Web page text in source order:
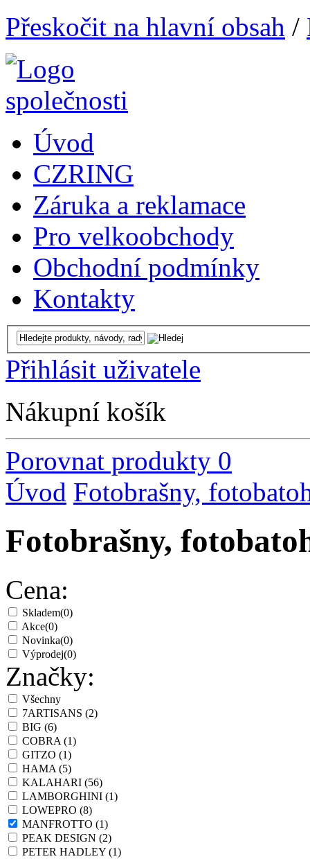
Přeskočit na hlavní obsah /
Úvod
CZRING
Záruka a reklamace
Pro velkoobchody
Obchodní podmínky
Kontakty
Přihlásit uživatele
Nákupní košík
Porovnat produkty 0
Úvod Fotobrašny,
Fotobrašny,
Cena:
Skladem(0)
Akce(0)
Novinka(0)
Výprodej(0)
Značky:
Všechny
7ARTISANS (2)
BIG (6)
COBRA(1)
GITZO (1)
HAMA(5)
KALAHARI (56)
LAMBORGHINI (1)
LOWEPRO (8)
MANFROTTO (1)
PEAK DESIGN (2)
PETER HADLEY (1)